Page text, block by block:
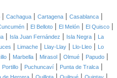
| Cachagua | Cartagena | Casablanca |
| El Belloto | El Melón | El Quisco |
| Isla Juan Fernández | Isla Negra |
La
| Limache | Llay-Llay | Llo-Lleo |
Lo
| Marbella | Mirasol | Olmué | Papudo |
Portillo | Puchuncaví | Punta de Tralca |